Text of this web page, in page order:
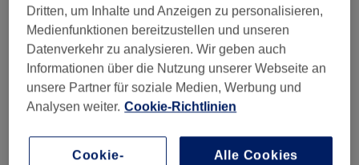
Dritten, um Inhalte und Anzeigen zu personalisieren,
Medienfunktionen bereitzustellen und unseren
Datenverkehr zu analysieren. Wir geben auch
Informationen über die Nutzung unserer Webseite an
unsere Partner für soziale Medien, Werbung und
Analysen weiter. Cookie-Richtlinien
Cookie-
Alle Cookies